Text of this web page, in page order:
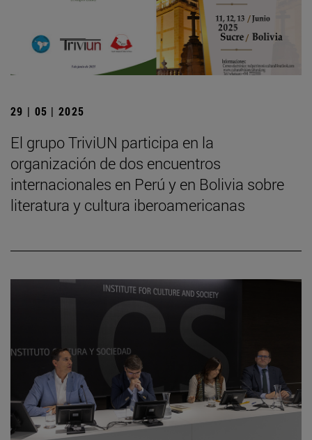
29 | 05 | 2025
El grupo TriviUN participa en la
organización de dos encuentros
internacionales en Perú y en Bolivia sobre
literatura y cultura iberoamericanas